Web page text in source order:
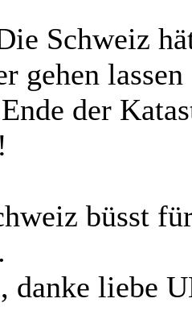
Schweiz
gehen
der
büsst
danke liebe